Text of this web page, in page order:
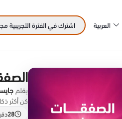
اشترك في الفترة التجريبية العربية
بقلم
كن أكثر
28